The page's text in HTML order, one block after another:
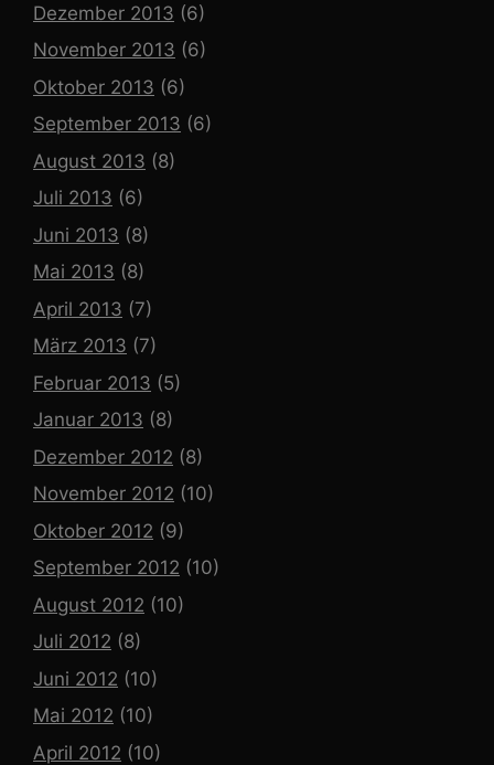
Dezember 2013 (6)
November 2013 (6)
Oktober 2013 (6)
September 2013 (6)
August 2013 (8)
Juli 2013 (6)
Juni 2013 (8)
Mai 2013 (8)
April 2013 (7)
März 2013 (7)
Februar 2013 (5)
Januar 2013 (8)
Dezember 2012 (8)
November 2012 (10)
Oktober 2012 (9)
September 2012 (10)
August 2012 (10)
Juli 2012 (8)
Juni 2012 (10)
Mai 2012 (10)
April 2012 (10)